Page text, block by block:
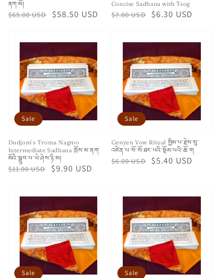
ནག་མོ།
Regular
$65.00 USD
Sale
$58.50 USD
Concise Sadhana with Tsog
Regular
$7.00 USD
Sale
$6.30 USD
Dudjom's Troma Nagmo
Intermediate Sadhana ཁྲོས་མ་ནག་
མོའི་སྒྲུབ་པ་ཡེ་ཤེས་ཉི་མ།
Regular
$11.00 USD
Sale
$9.90 USD
Sale
Genyen Vow Ritual ཁྱིམ་པ་རྗེས་སུ་
འཛིན་པ་སོ་སོ་ཐར་པའི་སྡོམ་པའི་ཆོ་ག
Regular
$6.00 USD
Sale
$5.40 USD
Sale
Sale Sale